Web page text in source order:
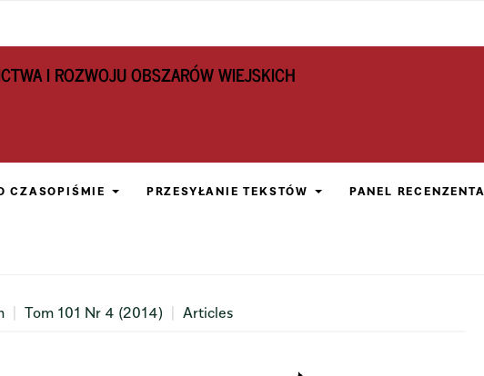
I ROZWOJU OBSZARÓW WIEJSKICH
CZASOPIŚMIE PRZESYŁANIE TEKSTÓW PANEL RECENZENTA
Tom 101 Nr 4 (2014) Articles